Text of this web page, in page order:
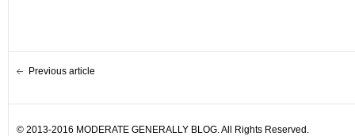
Previous article
© 2013-2016 MODERATE GENERALLY BLOG. All Rights Reserved.